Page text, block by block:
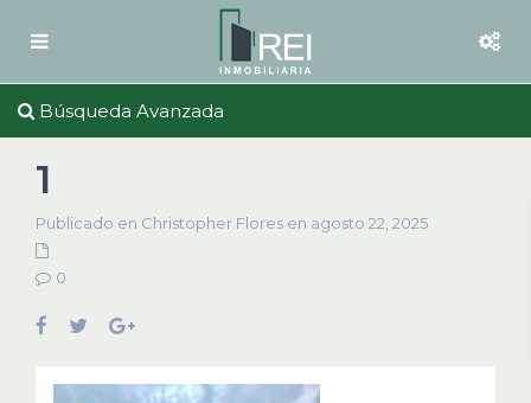
Búsqueda Avanzada
1
Publicado en Christopher Flores en agosto 22, 2025
0